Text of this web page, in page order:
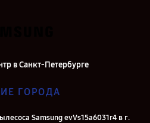
в Санкт-Петербурге
ГОРОДА
Samsung evVs15a6031r4 в г.